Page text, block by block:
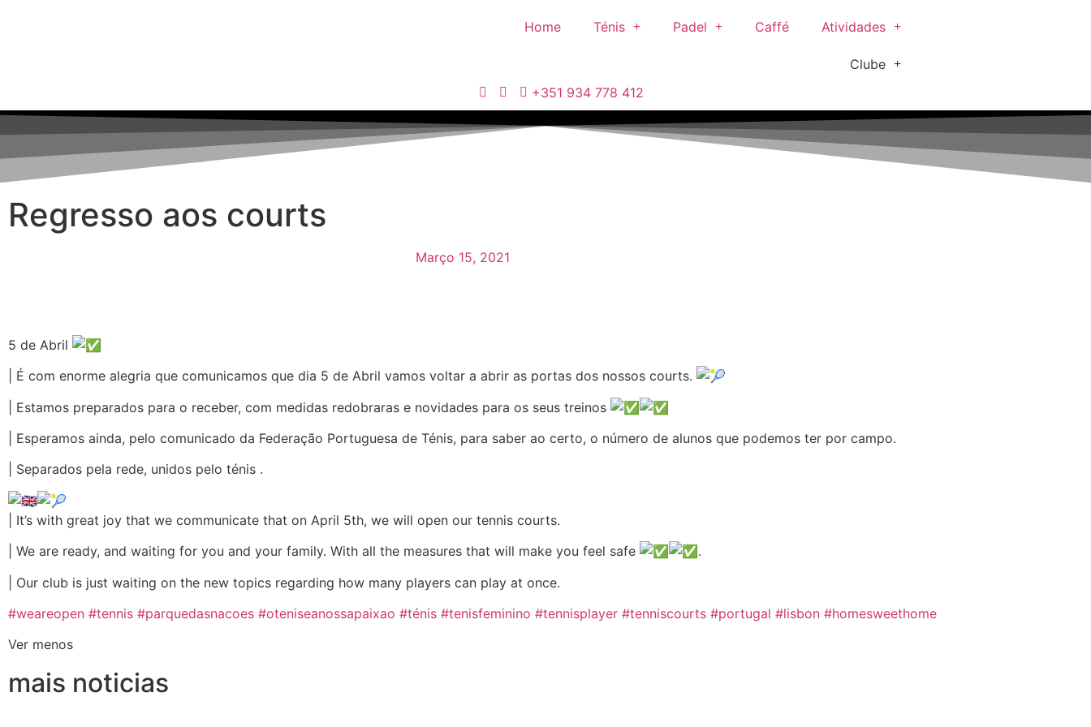
Home Ténis Padel Caffé Atividades
Clube
+351 934 778 412
Regresso aos courts
Março 15, 2021
5 de Abril
| É com enorme alegria que comunicamos que dia 5 de Abril vamos voltar a abrir as portas dos nossos courts.
| Estamos preparados para o receber, com medidas redobraras e novidades para os seus treinos
| Esperamos ainda, pelo comunicado da Federação Portuguesa de Ténis, para saber ao certo, o número de alunos que podemos ter por campo.
| Separados pela rede, unidos pelo ténis .
| It’s with great joy that we communicate that on April 5th, we will open our tennis courts.
| We are ready, and waiting for you and your family. With all the measures that will make you feel safe
.
| Our club is just waiting on the new topics regarding how many players can play at once.
#weareopen #tennis #parquedasnacoes #oteniseanossapaixao #ténis #tenisfeminino #tennisplayer #tenniscourts #portugal #lisbon #homesweethome
Ver menos
mais noticias